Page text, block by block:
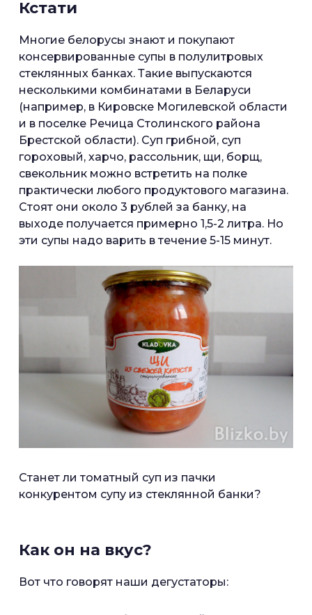
Кстати
Многие белорусы знают и покупают
консервированные супы в полулитровых
стеклянных банках. Такие выпускаются
несколькими комбинатами в Беларуси
(например, в Кировске Могилевской области
и в поселке Речица Столинского района
Брестской области). Суп грибной, суп
гороховый, харчо, рассольник, щи, борщ,
свекольник можно встретить на полке
практически любого продуктового магазина.
Стоят они около 3 рублей за банку, на
выходе получается примерно 1,5-2 литра. Но
эти супы надо варить в течение 5-15 минут.
Станет ли томатный суп из пачки
конкурентом супу из стеклянной банки?
Как он на вкус?
Вот что говорят наши дегустаторы: